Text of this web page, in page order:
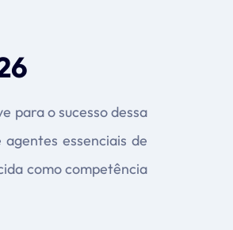
para o sucesso dessa
essenciais de
como competência